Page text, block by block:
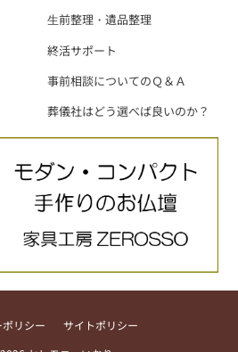
⽣前整理・遺品整理
終活サポート
事前相談についてのＱ＆Ａ
葬儀社はどう選べば良いのか？
リシー
サイトポリシー